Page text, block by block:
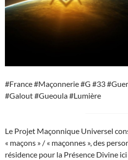
#France #Maçonnerie #G #33
#Galout #Gueoula #Lumière
Le Projet Maçonnique Universel
« maçons » / « maçonnes », des
résidence pour la Présence Divine